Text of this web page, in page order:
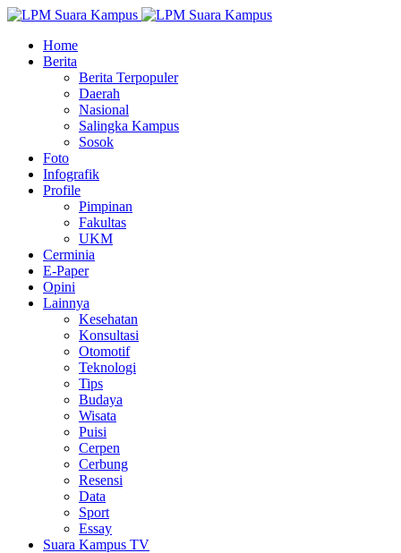
Home
Berita
Berita Terpopuler
Daerah
Nasional
Salingka Kampus
Sosok
Foto
Infografik
Profile
Pimpinan
Fakultas
UKM
Cerminia
E-Paper
Opini
Lainnya
Kesehatan
Konsultasi
Otomotif
Teknologi
Tips
Budaya
Wisata
Puisi
Cerpen
Cerbung
Resensi
Data
Sport
Essay
Suara Kampus TV